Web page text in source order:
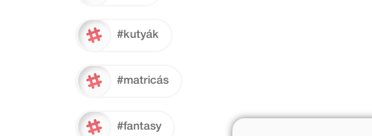
#kutyák
#matricás
#fantasy